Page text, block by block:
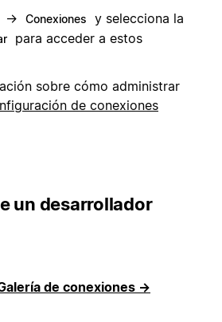
→ Conexiones
y selecciona la
para acceder a estos
sobre cómo administrar
de conexiones
un desarrollador
de conexiones →